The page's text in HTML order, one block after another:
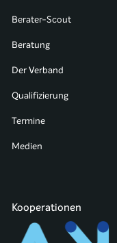
Berater-Scout
Beratung
Der Verband
Qualifizierung
Termine
Medien
Kooperationen